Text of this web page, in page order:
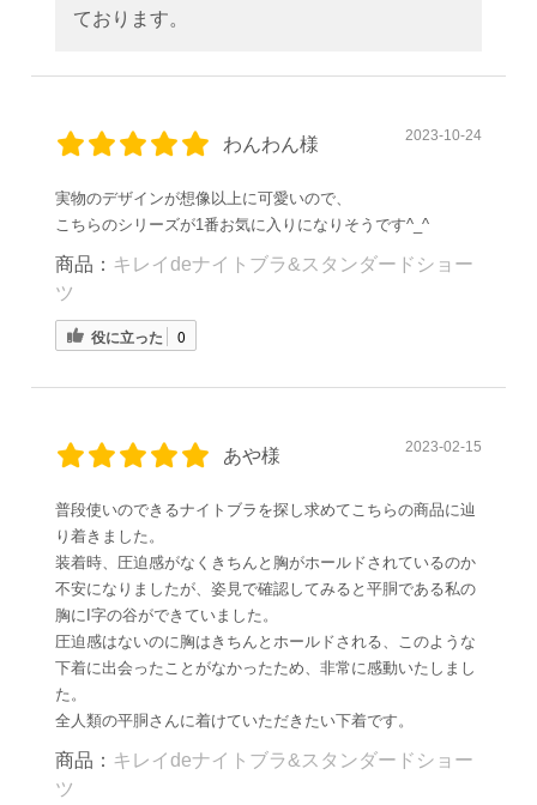
ております。
わんわん様 2023-10-24
実物のデザインが想像以上に可愛いので、
こちらのシリーズが1番お気に入りになりそうです^_^
商品： キレイdeナイトブラ&スタンダードショー
ツ
役に立った 0
あや様 2023-02-15
普段使いのできるナイトブラを探し求めてこちらの商品に辿
り着きました。
装着時、圧迫感がなくきちんと胸がホールドされているのか
不安になりましたが、姿見で確認してみると平胴である私の
胸にI字の谷ができていました。
圧迫感はないのに胸はきちんとホールドされる、このような
下着に出会ったことがなかったため、非常に感動いたしまし
た。
全人類の平胴さんに着けていただきたい下着です。
商品： キレイdeナイトブラ&スタンダードショー
ツ